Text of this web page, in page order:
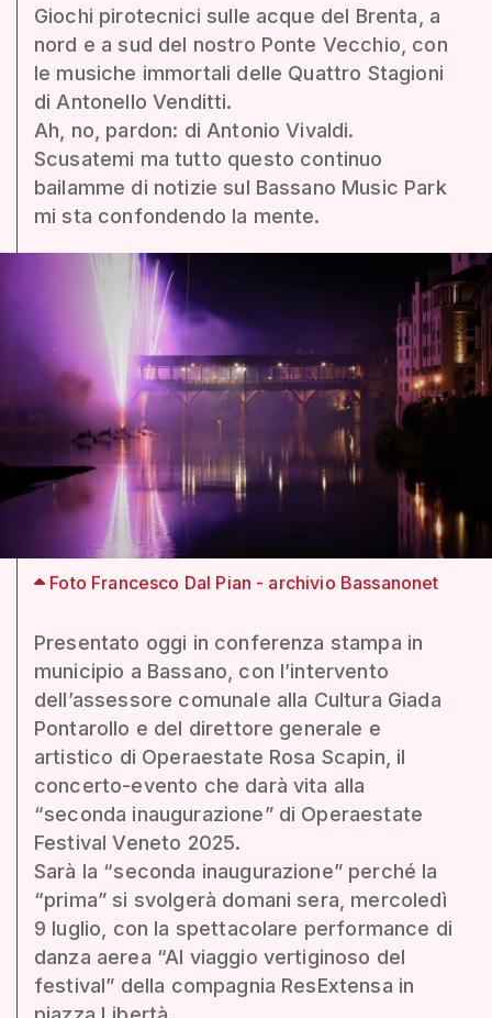
Giochi pirotecnici sulle acque del Brenta, a
nord e a sud del nostro Ponte Vecchio, con
le musiche immortali delle Quattro Stagioni
di Antonello Venditti.
Ah, no, pardon: di Antonio Vivaldi.
Scusatemi ma tutto questo continuo
bailamme di notizie sul Bassano Music Park
mi sta confondendo la mente.
Foto Francesco Dal Pian - archivio Bassanonet
Presentato oggi in conferenza stampa in
municipio a Bassano, con l’intervento
dell’assessore comunale alla Cultura Giada
Pontarollo e del direttore generale e
artistico di Operaestate Rosa Scapin, il
concerto-evento che darà vita alla
“seconda inaugurazione” di Operaestate
Festival Veneto 2025.
Sarà la “seconda inaugurazione” perché la
“prima” si svolgerà domani sera, mercoledì
9 luglio, con la spettacolare performance di
danza aerea “Al viaggio vertiginoso del
festival” della compagnia ResExtensa in